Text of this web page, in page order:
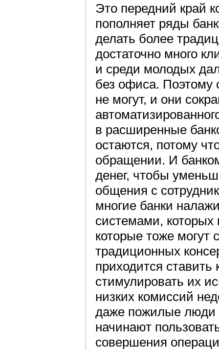
Это передний край
пополняет ряды
делать более
достаточно много
и среди молодых
без офиса. Поэтому
не могут, и они
в расширенные
остаются, потому
обращении. И
денег, чтобы
общения с
многие банки
системами,
которые тоже могут
традиционных
приходится ставить
стимулировать их
низких комиссий
даже пожилые люди
начинают
совершения